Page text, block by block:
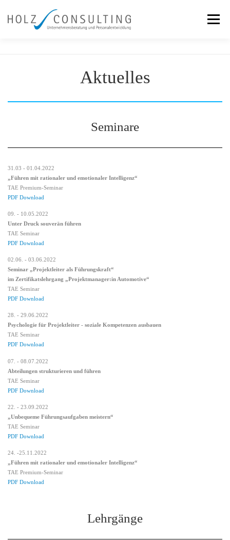
content
Menu
Aktuelles
Seminare
31.03 - 01.04.2022
„Führen mit rationaler und emotionaler Intelligenz“
TAE Premium-Seminar
PDF Download
09. - 10.05.2022
Unter Druck souverän führen
TAE Seminar
PDF Download
02.06. - 03.06.2022
Seminar „Projektleiter als Führungskraft“
im Zertifikatslehrgang „Projektmanager:in Automotive“
TAE Seminar
PDF Download
28. - 29.06.2022
Psychologie für Projektleiter - soziale Kompetenzen ausbauen
TAE Seminar
PDF Download
07. - 08.07.2022
Abteilungen strukturieren und führen
TAE Seminar
PDF Download
22. - 23.09.2022
„Unbequeme Führungsaufgaben meistern“
TAE Seminar
PDF Download
24. -25.11.2022
„Führen mit rationaler und emotionaler Intelligenz“
TAE Premium-Seminar
PDF Download
Lehrgänge